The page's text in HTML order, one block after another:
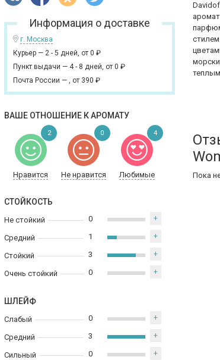
Информация о доставке
г. Москва
Курьер — 2 - 5 дней, от 0 ₽
Пункт выдачи — 4 - 8 дней, от 0 ₽
Почта России — , от 390 ₽
ВАШЕ ОТНОШЕНИЕ К АРОМАТУ
Нравится Не нравится Любимые
2 0 4
СТОЙКОСТЬ
Не стойкий
Средний
Стойкий
Очень стойкий
0 +
1 +
3 +
0 +
ШЛЕЙФ
Слабый
Средний
Сильный
0 +
3 +
0 +
Пока